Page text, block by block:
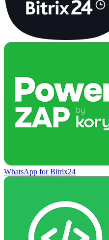
WhatsApp for Bitrix24